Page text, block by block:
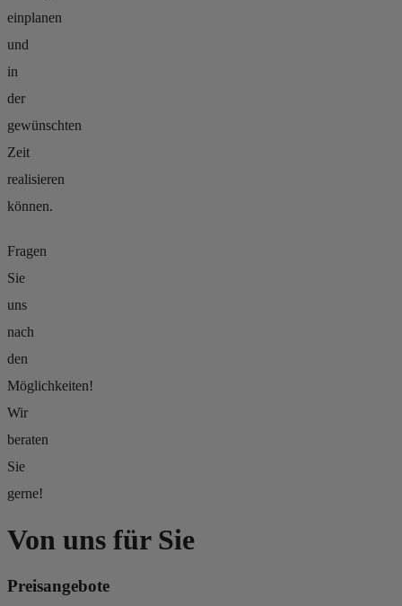
einplanen
und
in
der
gewünschten
Zeit
realisieren
können.
Fragen
Sie
uns
nach
den
Möglichkeiten!
Wir
beraten
Sie
gerne!
Von uns für Sie
Preisangebote